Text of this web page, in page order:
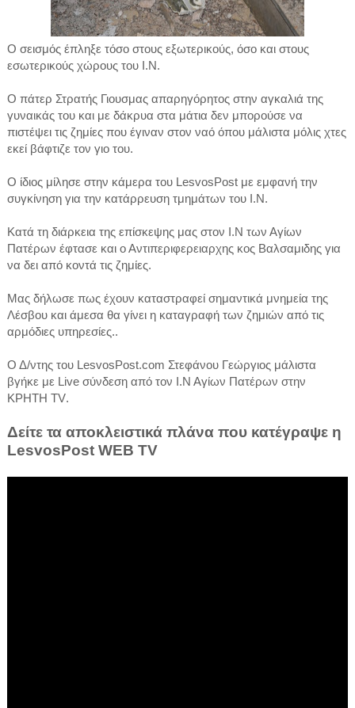
Ο σεισμός έπληξε τόσο στους εξωτερικούς, όσο και στους
εσωτερικούς χώρους του Ι.Ν.
Ο πάτερ Στρατής Γιουσμας απαρηγόρητος στην αγκαλιά της
γυναικάς του και με δάκρυα στα μάτια δεν μπορούσε να
πιστέψει τις ζημίες που έγιναν στον ναό όπου μάλιστα μόλις χτες
εκεί βάφτιζε τον γιο του.
Ο ίδιος μίλησε στην κάμερα του LesvosPost με εμφανή την
συγκίνηση για την κατάρρευση τμημάτων του Ι.Ν.
Κατά τη διάρκεια της επίσκεψης μας στον Ι.Ν των Αγίων
Πατέρων έφτασε και ο Αντιπεριφερειαρχης κος Βαλσαμιδης για
να δει από κοντά τις ζημίες.
Μας δήλωσε πως έχουν καταστραφεί σημαντικά μνημεία της
Λέσβου και άμεσα θα γίνει η καταγραφή των ζημιών από τις
αρμόδιες υπηρεσίες..
Ο Δ/ντης του LesvosPost.com Στεφάνου Γεώργιος μάλιστα
βγήκε με
Live σύνδεση από τον Ι.Ν Αγίων Πατέρων στην
ΚΡΗΤΗ TV.
Δείτε τα αποκλειστικά πλάνα που κατέγραψε η
LesvosPost WEB TV